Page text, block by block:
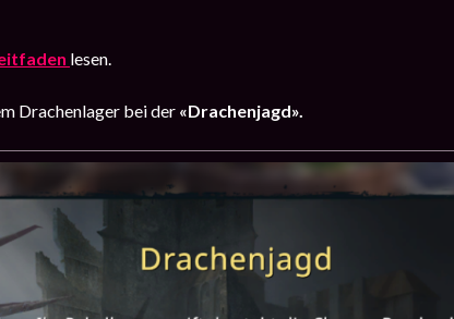
lesen.
Drachenlager bei der «Drachenjagd».